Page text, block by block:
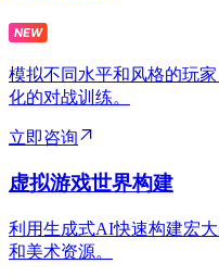
模拟不同水平和风格的玩
化的对战训练。
立即咨询
虚拟游戏世界构建
利用生成式AI快速构建宏
和美术资源。